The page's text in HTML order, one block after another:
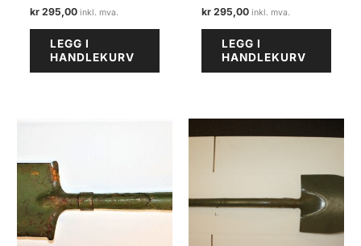
kr 295,00
LEGG I
HANDLEKURV
kr 295,00
LEGG I
HANDLEKURV